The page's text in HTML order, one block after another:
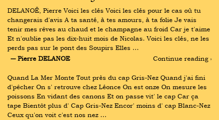
DELANOË, Pierre Voici les clés Voici les clés pour le cas où tu
changerais d'avis A ta santé, à tes amours, à ta folie Je vais
tenir mes rêves au chaud et le champagne au froid Car je t'aime
Et n'oublie pas les dix-huit mois de Nicolas. Voici les clés, ne les
perds pas sur le pont des Soupirs Elles …
― Pierre DELANOE
Continue reading ›
Quand La Mer Monte Tout près du cap Gris-Nez Quand j'ai fini
d'pêcher On s' retrouve chez Léonce On est onze On mesure les
poissons En vidant des canons Et on passe vit' le cap Car ça
tape Bientôt plus d' Cap Gris-Nez Encor' moins d' cap Blanc-Nez
Ceux qu'on voit c'est nos nez …